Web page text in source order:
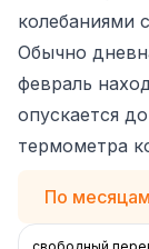
колебаниями
Обычно
февраль
опускается
термометра
По месяцам